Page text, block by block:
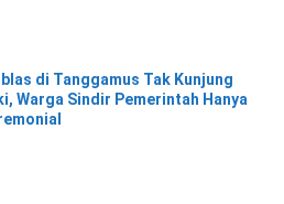
di Tanggamus Tak Kunjung
Warga Sindir Pemerintah Hanya